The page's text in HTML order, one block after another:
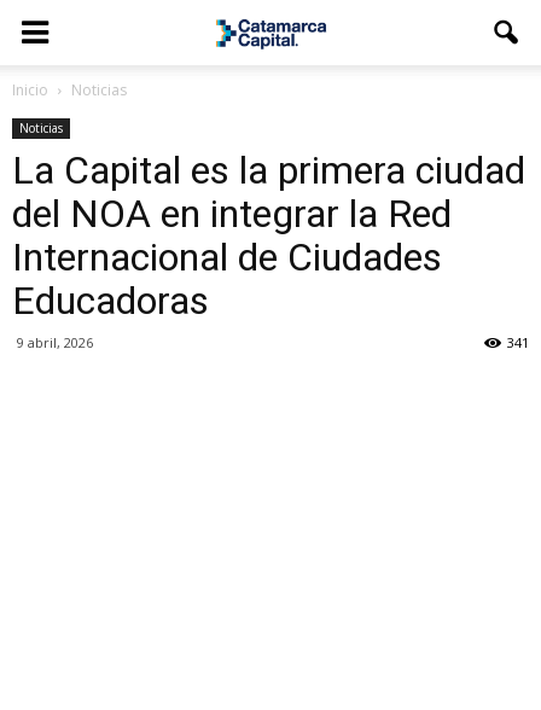
Inicio Noticias
Noticias
La Capital es la primera ciudad
del NOA en integrar la Red
Internacional de Ciudades
Educadoras
9 abril, 2026 341